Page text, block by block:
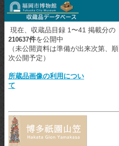
現在、収蔵品目録 1〜41 掲載分の
210637件を公開中
（未公開資料は準備が出来次第、順
次公開予定）
所蔵品画像の利用につい
て